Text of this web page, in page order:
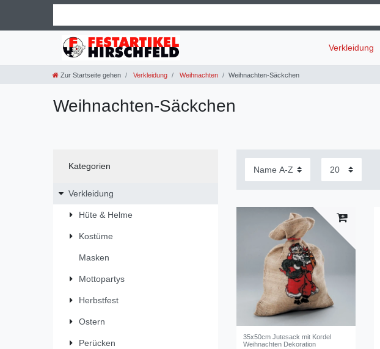
Verkleidung
Zur Startseite gehen Verkleidung Weihnachten Weihnachten-Säckchen
Weihnachten-Säckchen
Kategorien
Verkleidung
Hüte & Helme
Kostüme
Masken
Mottopartys
Herbstfest
Ostern
Perücken
35x50cm Jutesack mit Kordel
Weihnachten Dekoration